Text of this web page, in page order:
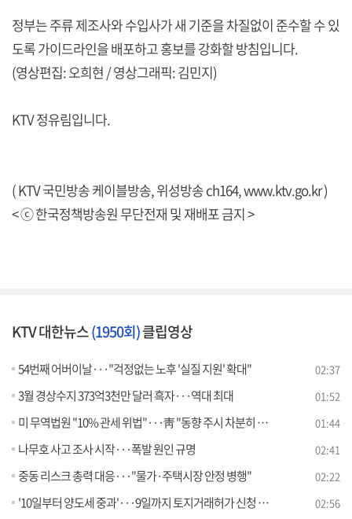
정부는 주류 제조사와 수입사가 새 기준을 차질없이 준수할 수 있
도록 가이드라인을 배포하고 홍보를 강화할 방침입니다.
(영상편집: 오희현 / 영상그래픽: 김민지)
KTV 정유림입니다.
( KTV 국민방송 케이블방송, 위성방송 ch164,www.ktv.go.kr)
< ⓒ 한국정책방송원 무단전재 및 재배포 금지 >
KTV 대한뉴스(1950회)클립영상
54번째 어버이날···"걱정없는 노후 '실질 지원' 확대" 02:37
3월 경상수지 373억3천만 달러 흑자···역대 최대 01:52
미 무역법원 "10% 관세 위법"···靑 "동향 주시 차분히 대응" 01:44
나무호 사고 조사 시작···폭발 원인 규명 02:41
중동 리스크 총력 대응···"물가·주택시장 안정 병행" 02:22
'10일부터 양도세 중과'···9일까지 토지거래허가 신청 가능 02:56